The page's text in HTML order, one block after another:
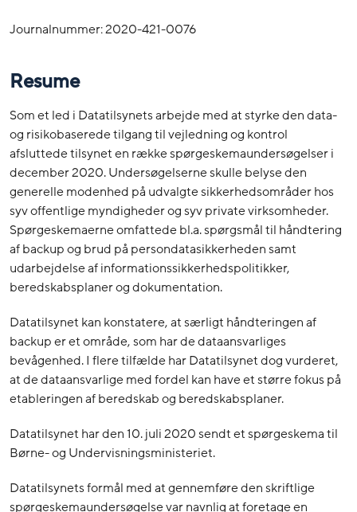
Journalnummer: 2020-421-0076
Resume
Som et led i Datatilsynets arbejde med at styrke den data-
og risikobaserede tilgang til vejledning og kontrol
afsluttede tilsynet en række spørgeskemaundersøgelser i
december 2020. Undersøgelserne skulle belyse den
generelle modenhed på udvalgte sikkerhedsområder hos
syv offentlige myndigheder og syv private virksomheder.
Spørgeskemaerne omfattede bl.a. spørgsmål til håndtering
af backup og brud på persondatasikkerheden samt
udarbejdelse af informationssikkerhedspolitikker,
beredskabsplaner og dokumentation.
Datatilsynet kan konstatere, at særligt håndteringen af
backup er et område, som har de dataansvarliges
bevågenhed. I flere tilfælde har Datatilsynet dog vurderet,
at de dataansvarlige med fordel kan have et større fokus på
etableringen af beredskab og beredskabsplaner.
Datatilsynet har den 10. juli 2020 sendt et spørgeskema til
Børne- og Undervisningsministeriet.
Datatilsynets formål med at gennemføre den skriftlige
spørgeskemaundersøgelse var navnlig at foretage en